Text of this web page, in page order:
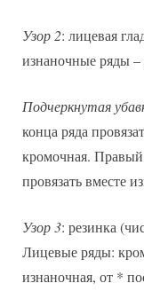
Узор 2: лицевая
изнаночные ряды
Подчеркнутая
конца ряда
кромочная. Правый
провязать вместе
Узор 3: резинка
Лицевые ряды:
изнаночная, от *